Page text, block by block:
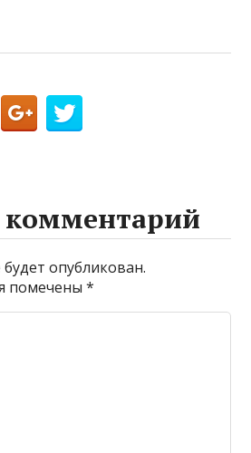
комментарий
опубликован.
помечены*